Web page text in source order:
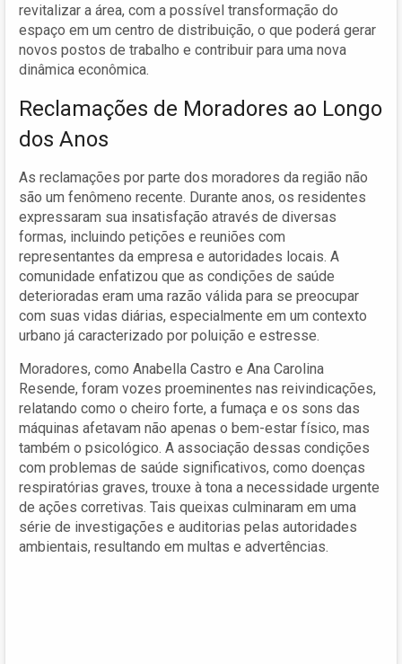
revitalizar a área, com a possível transformação do
espaço em um centro de distribuição, o que poderá gerar
novos postos de trabalho e contribuir para uma nova
dinâmica econômica.
Reclamações de Moradores ao Longo
dos Anos
As reclamações por parte dos moradores da região não
são um fenômeno recente. Durante anos, os residentes
expressaram sua insatisfação através de diversas
formas, incluindo petições e reuniões com
representantes da empresa e autoridades locais. A
comunidade enfatizou que as condições de saúde
deterioradas eram uma razão válida para se preocupar
com suas vidas diárias, especialmente em um contexto
urbano já caracterizado por poluição e estresse.
Moradores, como Anabella Castro e Ana Carolina
Resende, foram vozes proeminentes nas reivindicações,
relatando como o cheiro forte, a fumaça e os sons das
máquinas afetavam não apenas o bem-estar físico, mas
também o psicológico. A associação dessas condições
com problemas de saúde significativos, como doenças
respiratórias graves, trouxe à tona a necessidade urgente
de ações corretivas. Tais queixas culminaram em uma
série de investigações e auditorias pelas autoridades
ambientais, resultando em multas e advertências.